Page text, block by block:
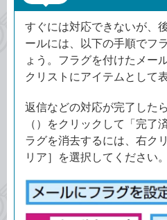
すぐには対応できないが、
ールには、以下の手順でフ
ょう。フラグを付けたメー
クリストにアイテムとして
返信などの対応が完了した
（）をクリックして「完了
ラグを消去するには、右ク
リア］を選択してください。